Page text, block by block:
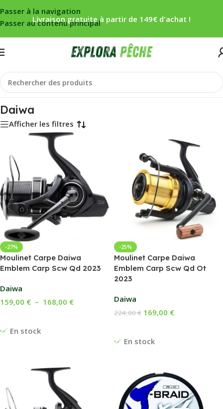
Passer à la navigation
Passer au contenu principal
Livraison gratuite à partir de 149€ d'achat !
Accueil/Daiwa
Daiwa
Afficher les filtres
-27%
Moulinet Carpe Daiwa
Emblem Carp Scw Qd 2023
Daiwa
En stock
159,00 € – 168,00 €
-25%
Moulinet Carpe Daiwa
Emblem Carp Scw Qd Ot
2023
Daiwa
En stock
224,00€ 169,00 €